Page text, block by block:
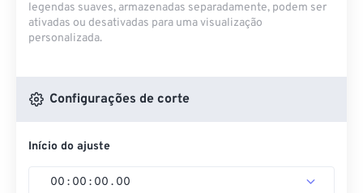
legendas suaves, armazenadas separadamente, podem ser
ativadas ou desativadas para uma visualização
personalizada.
Configurações de corte
Início do ajuste
00 : 00 : 00 . 00